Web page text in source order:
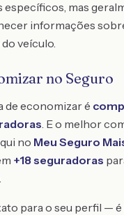
mas
informações
veículo.
no Seguro
de economizar é
. E o melhor
no Meu Seguro
+18 seguradoras
para o seu perfil —